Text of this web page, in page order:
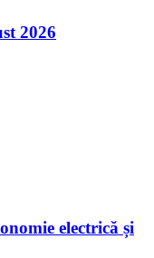
2026
electrică și